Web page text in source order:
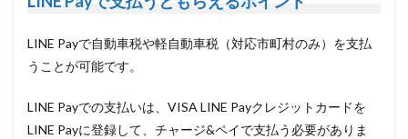
LINE Payで自動車税や軽自動車税（対応市町村のみ）を支払
うことが可能です。
LINE Payでの支払いは、VISA LINE Payクレジットカードを
LINE Payに登録して、チャージ&ペイで支払う必要がありま